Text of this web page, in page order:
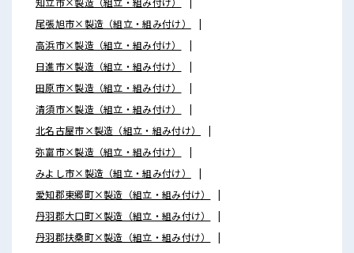
尾張旭市×製造（組立・組み付け）
高浜市×製造（組立・組み付け）
日進市×製造（組立・組み付け）
田原市×製造（組立・組み付け）
清須市×製造（組立・組み付け）
北名古屋市×製造（組立・組み付け）
弥富市×製造（組立・組み付け）
みよし市×製造（組立・組み付け）
愛知郡東郷町×製造（組立・組み付け）
丹羽郡大口町×製造（組立・組み付け）
丹羽郡扶桑町×製造（組立・組み付け）